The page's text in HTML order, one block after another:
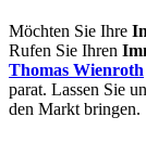
Möchten Sie Ihre
Rufen Sie Ihren
Thomas Wienroth
parat. Lassen Sie
den Markt bringen.